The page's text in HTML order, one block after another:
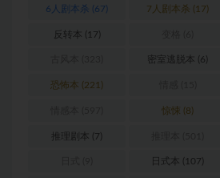
6人剧本杀 (67) 7人剧本杀 (17)
反转本 (17)
密室逃脱本 (6)
恐怖本 (221)
惊悚 (8)
推理剧本 (7)
日式本 (107)